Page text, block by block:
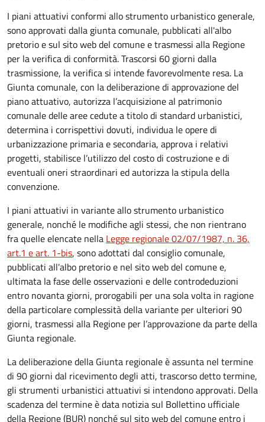
I piani attuativi conformi allo strumento urbanistico generale,
sono approvati dalla giunta comunale, pubblicati all'albo
pretorio e sul sito web del comune e trasmessi alla Regione
per la verifica di conformità. Trascorsi 60 giorni dalla
trasmissione, la verifica si intende favorevolmente resa. La
Giunta comunale, con la deliberazione di approvazione del
piano attuativo, autorizza l’acquisizione al patrimonio
comunale delle aree cedute a titolo di standard urbanistici,
determina i corrispettivi dovuti, individua le opere di
urbanizzazione primaria e secondaria, approva i relativi
progetti, stabilisce l’utilizzo del costo di costruzione e di
eventuali oneri straordinari ed autorizza la stipula della
convenzione.
I piani attuativi in variante allo strumento urbanistico
generale, nonché le modifiche agli stessi, che non rientrano
fra quelle elencate nella Legge regionale 02/07/1987, n. 36,
art.1 e art. 1-bis, sono adottati dal consiglio comunale,
pubblicati all'albo pretorio e nel sito web del comune e,
ultimata la fase delle osservazioni e delle controdeduzioni
entro novanta giorni, prorogabili per una sola volta in ragione
della particolare complessità della variante per ulteriori 90
giorni, trasmessi alla Regione per l’approvazione da parte della
Giunta regionale.
La deliberazione della Giunta regionale è assunta nel termine
di 90 giorni dal ricevimento degli atti, trascorso detto termine,
gli strumenti urbanistici attuativi si intendono approvati. Della
scadenza del termine è data notizia sul Bollettino ufficiale
della Regione (BUR) nonché sul sito web del comune entro i